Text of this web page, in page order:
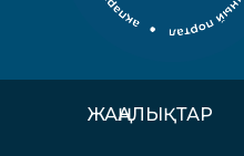
ЖАҢАЛЫҚТАР